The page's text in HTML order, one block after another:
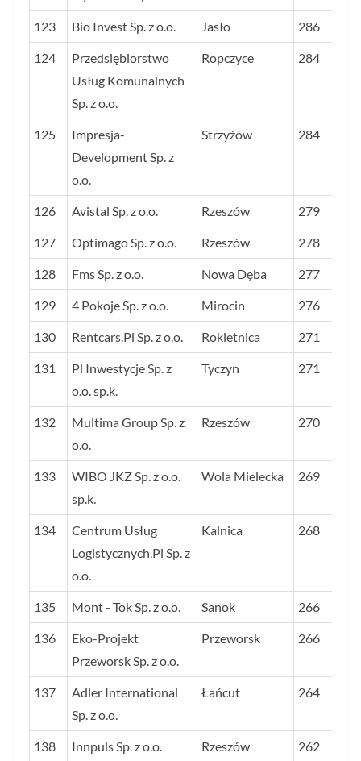
123 Bio Invest Sp. z o.o. Jasło 286
124
Przedsiębiorstwo
Usług Komunalnych
Sp. z o.o.
Ropczyce 284
125
Impresja-
Development Sp. z
o.o.
Strzyżów 284
126 Avistal Sp. z o.o. Rzeszów 279
127 Optimago Sp. z o.o. Rzeszów 278
128 Fms Sp. z o.o. Nowa Dęba 277
129 4 Pokoje Sp. z o.o. Mirocin 276
130 Rentcars.Pl Sp. z o.o. Rokietnica 271
131
Pl Inwestycje Sp. z
o.o. sp.k.
Tyczyn 271
132
Multima Group Sp. z
o.o.
Rzeszów 270
133
WIBO JKZ Sp. z o.o.
sp.k.
Wola Mielecka 269
134
Centrum Usług
Logistycznych.Pl Sp. z
o.o.
Kalnica 268
135 Mont - Tok Sp. z o.o. Sanok 266
136
Eko-Projekt
Przeworsk Sp. z o.o.
Przeworsk 266
137
Adler International
Sp. z o.o.
Łańcut 264
138 Innpuls Sp. z o.o. Rzeszów 262